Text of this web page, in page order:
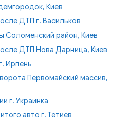
Киев
ДТП г. Васильков
Соломенский район, Киев
ДТП Нова Дарница, Киев
Ирпень
Первомайский массив,
г. Украинка
авто г. Тетиев